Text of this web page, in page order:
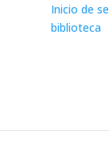
Inicio de
biblioteca